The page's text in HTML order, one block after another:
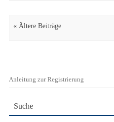
Artikel Navigation
« Ältere Beiträge
Anleitung zur Registrierung
Suche